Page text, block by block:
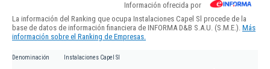
Información ofrecida por
La información del Ranking que ocupa Instalaciones Capel Sl procede de la
base de datos de información financiera de INFORMA D&B S.A.U. (S.M.E.). Más
información sobre el Ranking de Empresas.
Denominación Instalaciones Capel Sl